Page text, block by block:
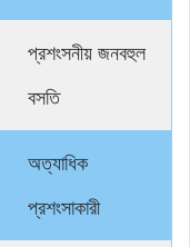
প্রশংসনীয় জনবহুল
বসতি
অত্যাধিক
প্রশংসাকারী